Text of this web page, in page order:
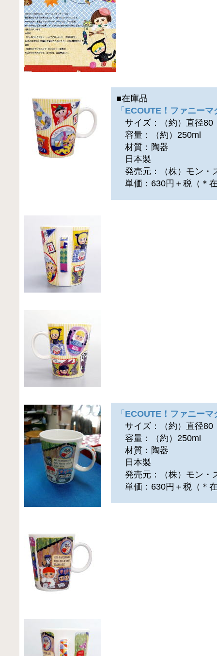
■在庫品
「 ECOUTE！ファニーマ
サイズ：（約）直径80
容量：（約）250ml
材質：陶器
日本製
発売元：（株）モン・
単価：630円＋税（＊
「 ECOUTE！ファニーマ
サイズ：（約）直径80
容量：（約）250ml
材質：陶器
日本製
発売元：（株）モン・
単価：630円＋税（＊